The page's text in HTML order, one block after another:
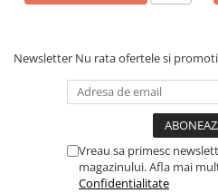
Newsletter Nu rata ofertele si
Vreau sa primesc
magazinului. Afla mai
Confidentialitate